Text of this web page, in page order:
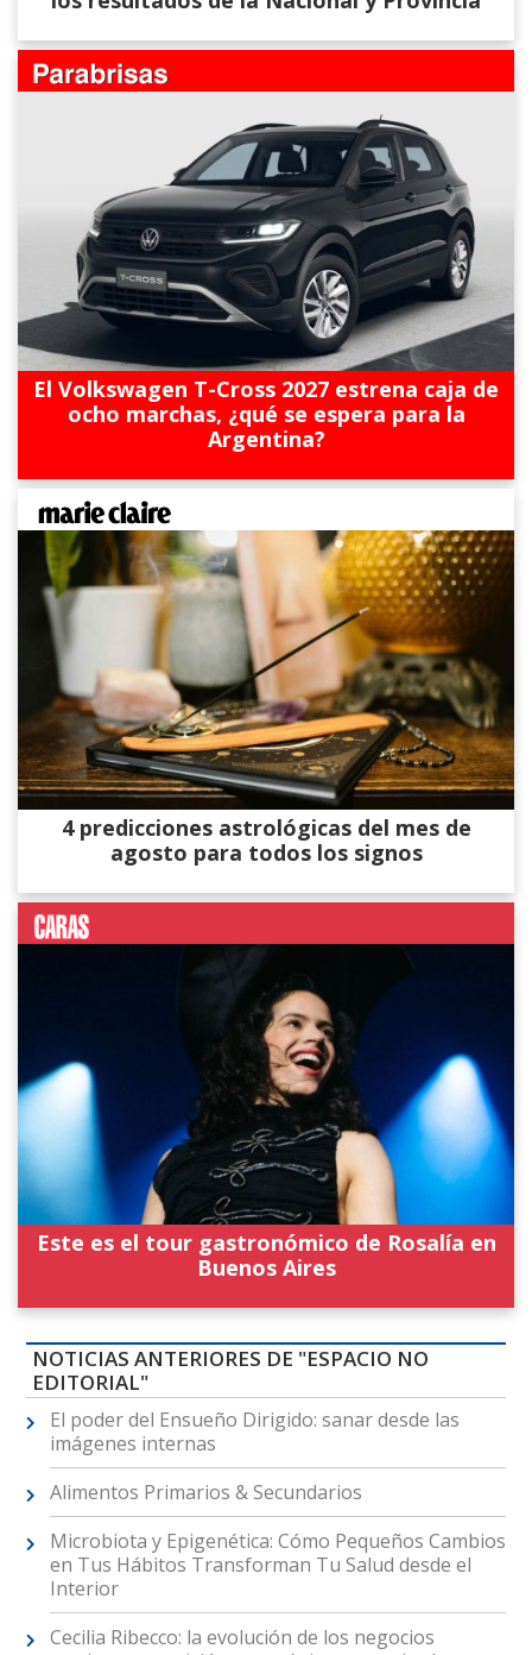
El Volkswagen T-Cross 2027 estrena caja de
ocho marchas, ¿qué se espera para la
Argentina?
4 predicciones astrológicas del mes de
agosto para todos los signos
Este es el tour gastronómico de Rosalía en
Buenos Aires
NOTICIAS ANTERIORES DE "ESPACIO NO
EDITORIAL"
El poder del Ensueño Dirigido: sanar desde las
imágenes internas
Alimentos Primarios & Secundarios
Microbiota y Epigenética: Cómo Pequeños Cambios
en Tus Hábitos Transforman Tu Salud desde el
Interior
Cecilia Ribecco: la evolución de los negocios